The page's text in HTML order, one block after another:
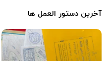
آخرین دستور العمل ها